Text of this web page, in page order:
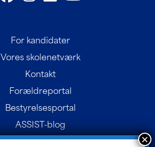
For kandidater
Vores skolenetværk
Kontakt
Forældreportal
Bestyrelsesportal
ASSIST-blog